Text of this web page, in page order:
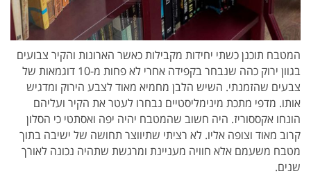
המטבח תוכנן כשתי יחידות מקבילות כאשר הארונות והקיר צבועים
בגוון ירוק כהה שנבחר בקפידה אחרי לא פחות מ-10 דוגמאות של
צבעים שהזמנתי. השיש הלבן מחמיא מאוד לצבע הירוק ומדגיש
אותו. מדפי מתכת מינימליסטיים נבחרו לעטר את הקיר ועליהם
הונחו אקססוריז. היה חשוב שהמטבח יהיה יפה ואסתטי כי הסלון
קרוב מאוד וצופה אליו. לא רציתי שתיווצר תחושה של ישיבה בתוך
מטבח משעמם אלא חוויה מעניינת ומרגשת שתהיה נכונה לאורך
שנים.